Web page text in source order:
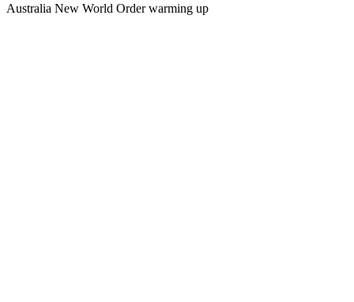
Australia New World Order warming up